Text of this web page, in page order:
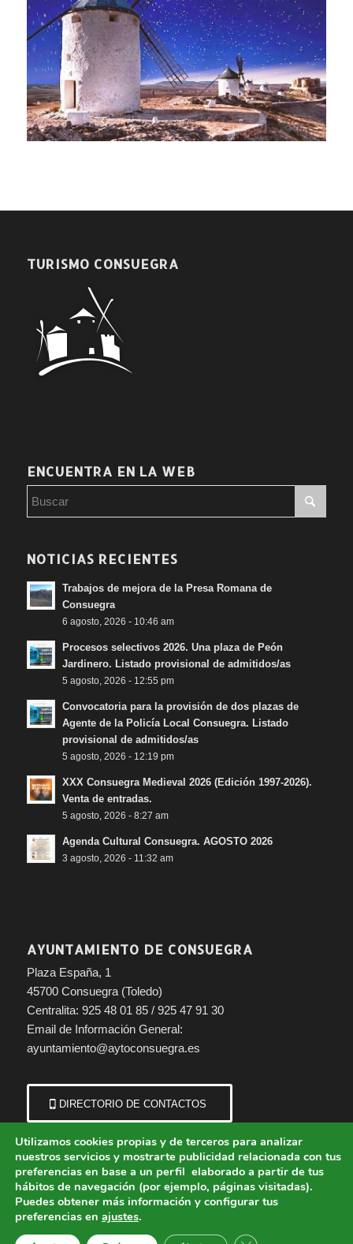
TURISMO CONSUEGRA
ENCUENTRA EN LA WEB
NOTICIAS RECIENTES
Trabajos de mejora de la Presa Romana de
Consuegra
6 agosto, 2026 - 10:46 am
Procesos selectivos 2026. Una plaza de Peón
Jardinero. Listado provisional de admitidos/as
5 agosto, 2026 - 12:55 pm
Convocatoria para la provisión de dos plazas de
Agente de la Policía Local Consuegra. Listado
provisional de admitidos/as
5 agosto, 2026 - 12:19 pm
XXX Consuegra Medieval 2026 (Edición 1997-2026).
Venta de entradas.
5 agosto, 2026 - 8:27 am
Agenda Cultural Consuegra. AGOSTO 2026
3 agosto, 2026 - 11:32 am
AYUNTAMIENTO DE CONSUEGRA
Plaza España, 1
45700 Consuegra (Toledo)
Centralita: 925 48 01 85 / 925 47 91 30
Email de Información General:
ayuntamiento@aytoconsuegra.es
DIRECTORIO DE CONTACTOS
© Copyright - Ayuntamiento de Consuegra (Toledo) | Portal municipal.
Utilizamos cookies propias y de terceros para analizar
nuestros servicios y mostrarte publicidad relacionada con tus
preferencias en base a un perfil elaborado a partir de tus
hábitos de navegación (por ejemplo, páginas visitadas).
Puedes obtener más información y configurar tus
preferencias en ajustes.